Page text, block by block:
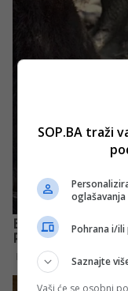
SOP.BA traži
oglašavanja
Pohrana i/ili
Saznajte
Vaši će se osobni